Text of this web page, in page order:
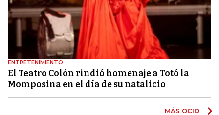
ENTRETENIMIENTO
El Teatro Colón rindió homenaje a Totó la
Momposina en el día de su natalicio
MÁS OCIO